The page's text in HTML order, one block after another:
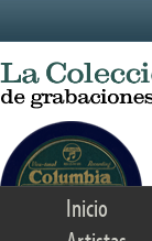
Inicio